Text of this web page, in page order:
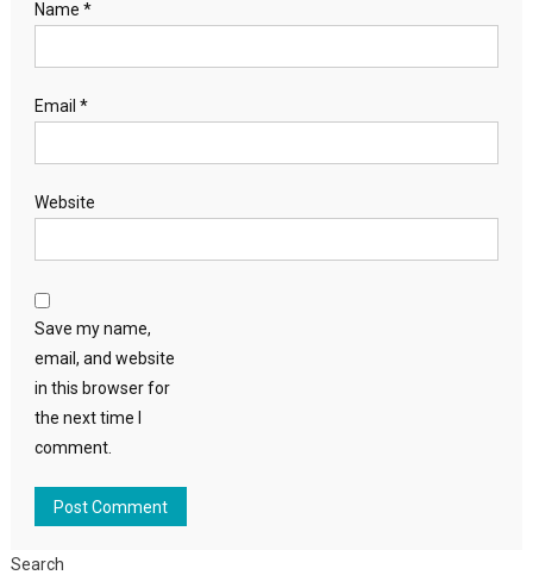
Name *
Email *
Website
Save my name,
email, and website
in this browser for
the next time I
comment.
Search